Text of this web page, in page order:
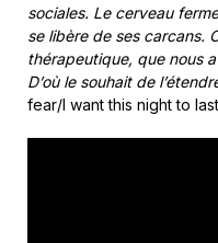
sociales. Le cerveau
se libère de ses carcans.
thérapeutique, que nous
D’où le souhait de
fear/I want this night to